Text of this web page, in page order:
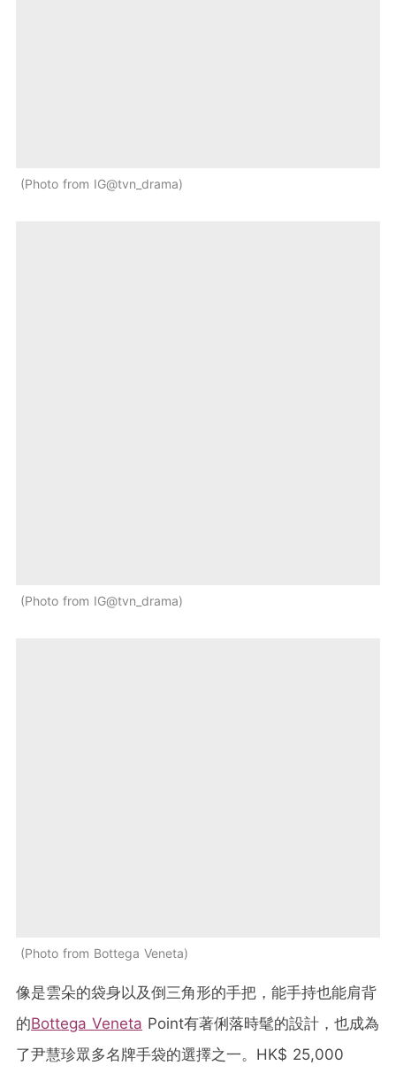
Photo from IG@tvn_drama
Photo from IG@tvn_drama
Photo from Bottega Veneta
像是雲朵的袋身以及倒三角形的手把，能手持也能肩背
的Bottega Veneta Point有著俐落時髦的設計，也成為
了尹慧珍眾多名牌手袋的選擇之一。HK$ 25,000